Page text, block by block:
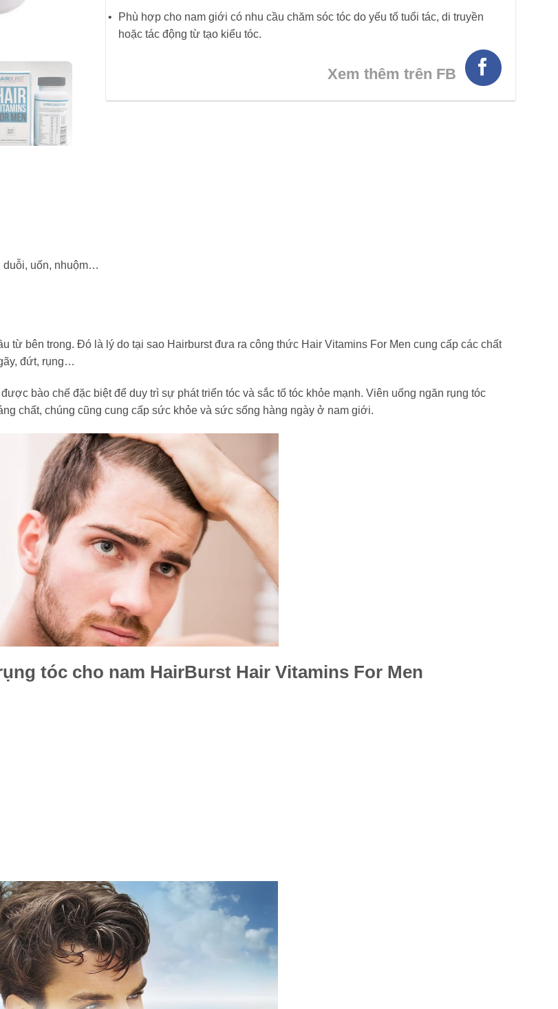
HÌNH THẬT
Phù hợp cho nam giới có nhu cầu chăm sóc tóc do yếu tố tuổi tác, di truyền
hoặc tác động từ tạo kiểu tóc.
Xem thêm trên FB
duỗi, uốn, nhuộm…
từ bên trong. Đó là lý do tại sao Hairburst đưa ra công thức Hair Vitamins For Men cung cấp các chất
đứt, rụng…
bào chế đặc biệt để duy trì sự phát triển tóc và sắc tố tóc khỏe mạnh. Viên uống ngăn rụng tóc
chất, chúng cũng cung cấp sức khỏe và sức sống hàng ngày ở nam giới.
tóc cho nam HairBurst Hair Vitamins For Men